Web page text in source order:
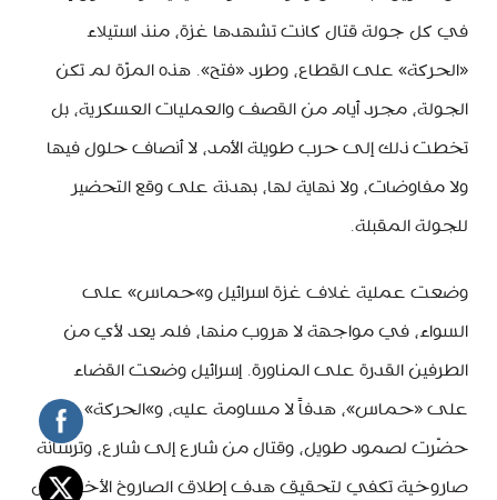
في كل جولة قتال كانت تشهدها غزة، منذ استيلاء
«الحركة» على القطاع، وطرد «فتح». هذه المرّة لم تكن
الجولة، مجرد أيام من القصف والعمليات العسكرية، بل
تخطت ذلك إلى حرب طويلة الأمد، لا أنصاف حلول فيها
ولا مفاوضات، ولا نهاية لها، بهدنة على وقع التحضير
للجولة المقبلة.
وضعت عملية غلاف غزة اسرائيل و»حماس» على
السواء، في مواجهة لا هروب منها، فلم يعد لأي من
الطرفين القدرة على المناورة. إسرائيل وضعت القضاء
على «حماس»، هدفاً لا مساومة عليه، و»الحركة»
حضّرت لصمود طويل، وقتال من شارع إلى شارع، وترسانة
صاروخية تكفي لتحقيق هدف إطلاق الصاروخ الأخير، قبل